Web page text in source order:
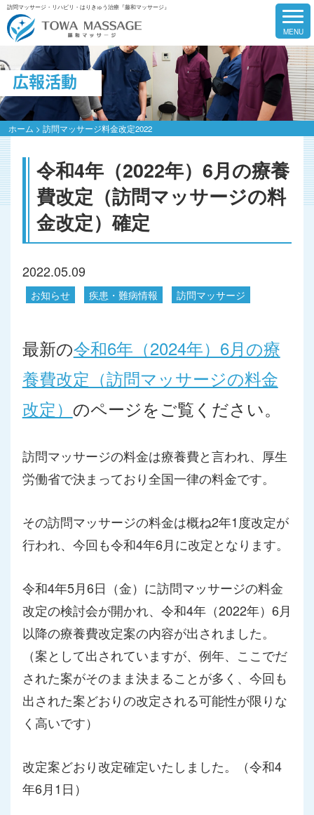
訪問マッサージ・リハビリ・はりきゅう治療『藤和マッサージ』
広報活動
ホーム > 訪問マッサージ料金改定2022
令和4年（2022年）6月の療養
費改定（訪問マッサージの料
金改定）確定
2022.05.09
お知らせ 疾患・難病情報 訪問マッサージ
最新の令和6年（2024年）6月の療
養費改定（訪問マッサージの料金
改定） のページをご覧ください。
訪問マッサージの料金は療養費と言われ、厚生
労働省で決まっており全国一律の料金です。
その訪問マッサージの料金は概ね2年1度改定が
行われ、今回も令和4年6月に改定となります。
令和4年5月6日（金）に訪問マッサージの料金
改定の検討会が開かれ、令和4年（2022年）6月
以降の療養費改定案の内容が出されました。
（案として出されていますが、例年、ここでだ
された案がそのまま決まることが多く、今回も
出された案どおりの改定される可能性が限りな
く高いです）
改定案どおり改定確定いたしました。（令和4
年6月1日）